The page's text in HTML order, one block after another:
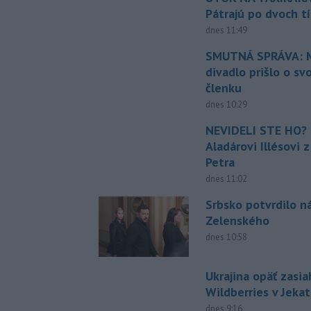
Pátrajú po dvoch
dnes 11:49
SMUTNÁ
divadlo prišlo o
členku
dnes 10:29
NEVIDELI STE
Aladárovi Illésovi
Petra
dnes 11:02
Srbsko potvrdilo
Zelenského
dnes 10:58
Ukrajina opäť
Wildberries v